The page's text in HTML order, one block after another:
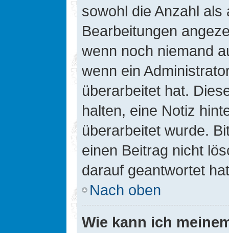
sowohl die Anzahl
Bearbeitungen
wenn noch niemand
wenn ein
überarbeitet hat.
halten, eine Notiz
überarbeitet wurde.
einen Beitrag nicht
darauf geantwortet
Nach oben
Wie kann ich